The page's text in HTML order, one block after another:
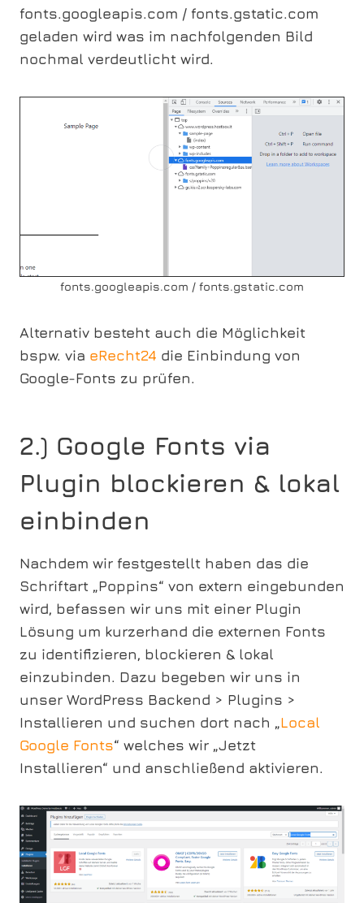
fonts.googleapis.com / fonts.gstatic.com
geladen wird was im nachfolgenden Bild
nochmal verdeutlicht wird.
fonts.googleapis.com / fonts.gstatic.com
Alternativ besteht auch die Möglichkeit
bspw. via eRecht24 die Einbindung von
Google-Fonts zu prüfen.
2.) Google Fonts via
Plugin blockieren & lokal
einbinden
Nachdem wir festgestellt haben das die
Schriftart „Poppins“ von extern eingebunden
wird, befassen wir uns mit einer Plugin
Lösung um kurzerhand die externen Fonts
zu identifizieren, blockieren & lokal
einzubinden. Dazu begeben wir uns in
unser WordPress Backend > Plugins >
Installieren und suchen dort nach „Local
Google Fonts“ welches wir „Jetzt
Installieren“ und anschließend aktivieren.